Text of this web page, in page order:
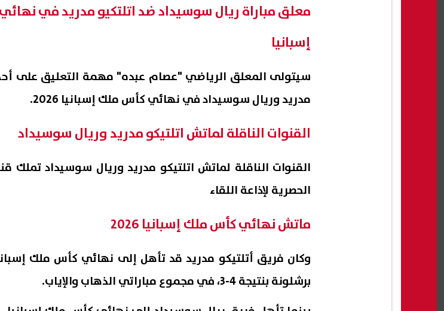
معلق مباراة ريال سوسيداد ضد اتلتكيو مدريد في
إسبانيا
سيتولى المعلق الرياضي "عصام عبده" مهمة التعليق على
مدريد وريال سوسيداد في نهائي كأس ملك إسبانيا 2026.
القنوات الناقلة لماتش اتلتيكو مدريد وريال سوسيداد
الحصرية لإذاعة اللقاء
ماتش نهائي كأس ملك إسبانيا 2026
وكان فريق أتلتيكو مدريد قد تأهل إلى نهائي كأس ملك
برشلونة بنتيجة 4-3، في مجموع مباراتي الذهاب والإياب.